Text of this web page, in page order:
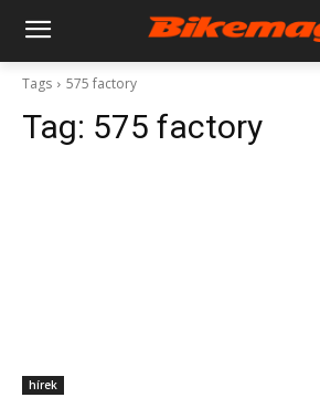
Tags 575 factory
Tag: 575 factory
hírek